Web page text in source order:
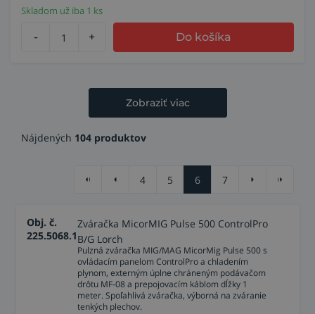
Skladom už iba 1 ks
- + Do košíka
Zobraziť viac
Nájdených 104 produktov
4 5 6 7
Obj. č.
225.5068.1
Zváračka MicorMIG Pulse 500 ControlPro
B/G Lorch
Pulzná zváračka MIG/MAG MicorMig Pulse 500 s
ovládacím panelom ControlPro a chladením
plynom, externým úplne chráneným podávačom
drôtu MF-08 a prepojovacím káblom dĺžky 1
meter. Spoľahlivá zváračka, výborná na zváranie
tenkých plechov.